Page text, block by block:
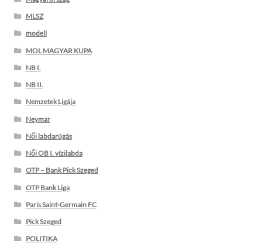
MLSZ
modell
MOL MAGYAR KUPA
NB I.
NB II.
Nemzetek Ligája
Neymar
Női labdarúgás
Női OB I. vízilabda
OTP – Bank Pick Szeged
OTP Bank Liga
Paris Saint-Germain FC
Pick Szeged
POLITIKA